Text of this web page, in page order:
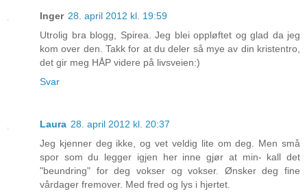
Inger 28. april 2012 kl. 19:59
Utrolig bra blogg, Spirea. Jeg blei oppløftet og glad da jeg
kom over den. Takk for at du deler så mye av din kristentro,
det gir meg HÅP videre på livsveien:)
Svar
Laura 28. april 2012 kl. 20:37
Jeg kjenner deg ikke, og vet veldig lite om deg. Men små
spor som du legger igjen her inne gjør at min- kall det
"beundring" for deg vokser og vokser. Ønsker deg fine
vårdager fremover. Med fred og lys i hjertet.